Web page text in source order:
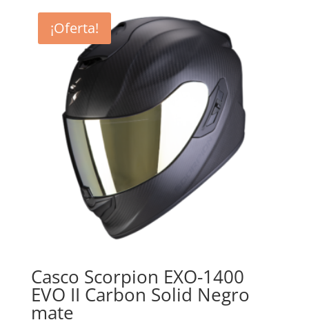
era:
299,89€.
es:
269,90€.
¡Oferta!
Casco Scorpion EXO-1400
EVO II Carbon Solid Negro
mate